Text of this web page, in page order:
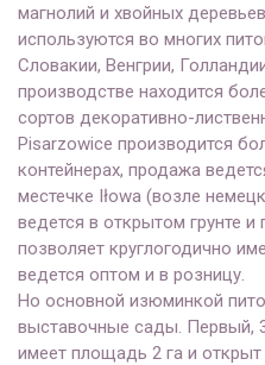
магнолий и хвойных
используются во многих
Словакии, Венгрии,
производстве находится
сортов декоративно-
Pisarzowice производится
контейнерах, продажа
местечке Iłowa (возле
ведется в открытом грунте
позволяет круглогодично
ведется оптом и в розницу.
Но основной изюминкой
выставочные сады. Первый,
имеет площадь 2 га и